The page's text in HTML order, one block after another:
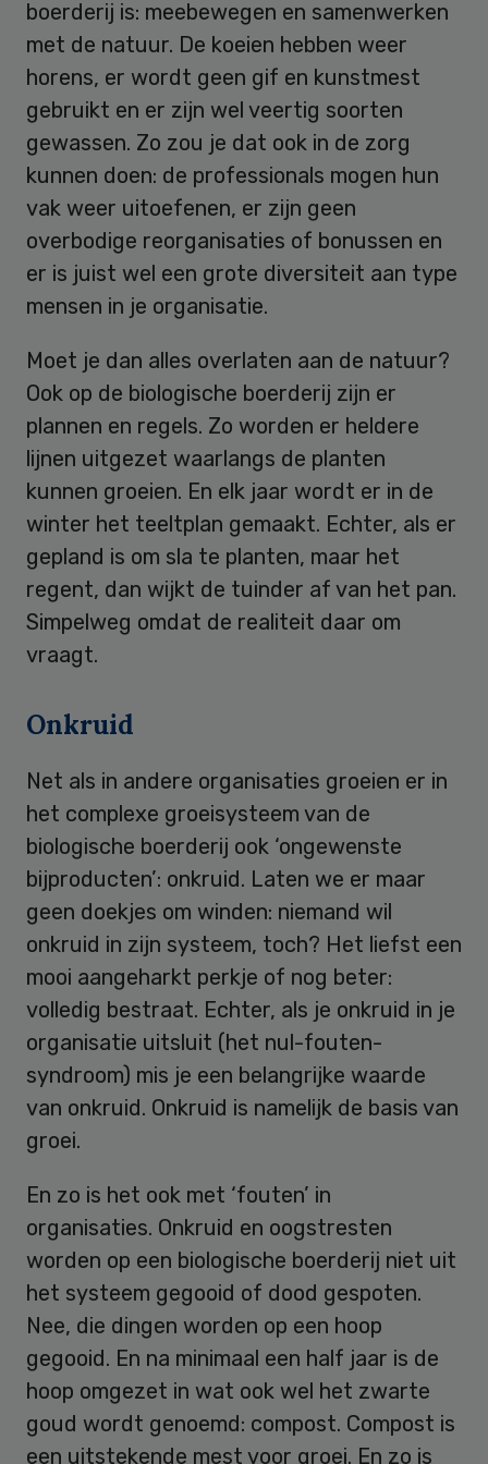
boerderij is: meebewegen en samenwerken
met de natuur. De koeien hebben weer
horens, er wordt geen gif en kunstmest
gebruikt en er zijn wel veertig soorten
gewassen. Zo zou je dat ook in de zorg
kunnen doen: de professionals mogen hun
vak weer uitoefenen, er zijn geen
overbodige reorganisaties of bonussen en
er is juist wel een grote diversiteit aan type
mensen in je organisatie.
Moet je dan alles overlaten aan de natuur?
Ook op de biologische boerderij zijn er
plannen en regels. Zo worden er heldere
lijnen uitgezet waarlangs de planten
kunnen groeien. En elk jaar wordt er in de
winter het teeltplan gemaakt. Echter, als er
gepland is om sla te planten, maar het
regent, dan wijkt de tuinder af van het pan.
Simpelweg omdat de realiteit daar om
vraagt.
Onkruid
Net als in andere organisaties groeien er in
het complexe groeisysteem van de
biologische boerderij ook ‘ongewenste
bijproducten’: onkruid. Laten we er maar
geen doekjes om winden: niemand wil
onkruid in zijn systeem, toch? Het liefst een
mooi aangeharkt perkje of nog beter:
volledig bestraat. Echter, als je onkruid in je
organisatie uitsluit (het nul-fouten-
syndroom) mis je een belangrijke waarde
van onkruid. Onkruid is namelijk de basis van
groei.
En zo is het ook met ‘fouten’ in
organisaties. Onkruid en oogstresten
worden op een biologische boerderij niet uit
het systeem gegooid of dood gespoten.
Nee, die dingen worden op een hoop
gegooid. En na minimaal een half jaar is de
hoop omgezet in wat ook wel het zwarte
goud wordt genoemd: compost. Compost is
een uitstekende mest voor groei. En zo is